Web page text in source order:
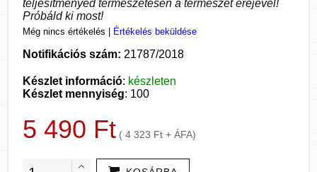
teljesítményed természetesen a természet erejével!
Próbáld ki most!
Még nincs értékelés Értékelés beküldése
Notifikációs szám: 21787/2018
Készlet információ: készleten
Készlet mennyiség: 100
5 490 Ft ( 4 323 Ft + ÁFA)